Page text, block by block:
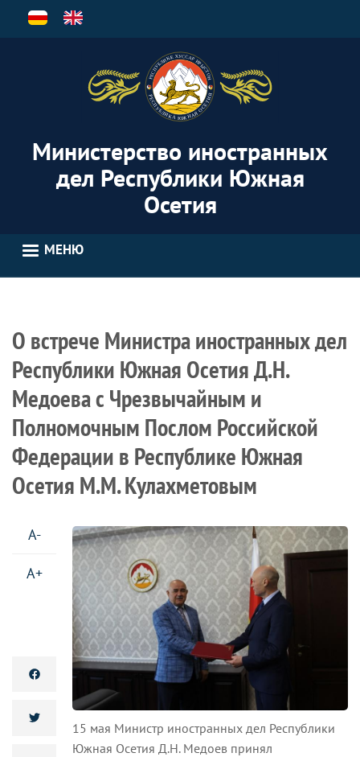
Перейти
Министерство иностранных
дел Республики Южная
Осетия
МЕНЮ
О встрече Министра иностранных дел
Республики Южная Осетия Д.Н.
Медоева с Чрезвычайным и
Полномочным Послом Российской
Федерации в Республике Южная
Осетия М.М. Кулахметовым
A-
A+
15 мая Министр иностранных дел Республики
Южная Осетия Д.Н. Медоев принял